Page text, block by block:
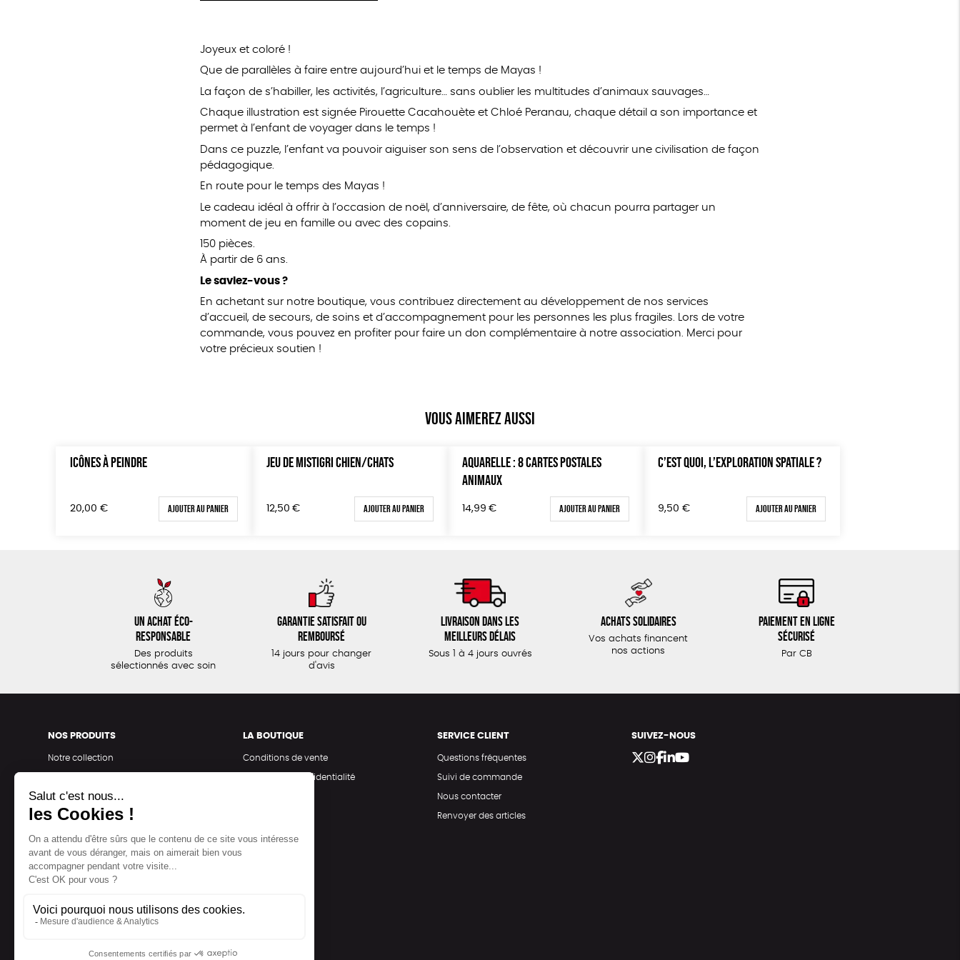
Joyeux et coloré !
Que de parallèles à faire entre aujourd’hui et le temps de Mayas !
La façon de s’habiller, les activités, l’agriculture… sans oublier les multitudes d’animaux sauvages…
Chaque illustration est signée Pirouette Cacahouète et Chloé Peranau, chaque détail a son importance et
permet à l’enfant de voyager dans le temps !
Dans ce puzzle, l’enfant va pouvoir aiguiser son sens de l’observation et découvrir une civilisation de façon
pédagogique.
En route pour le temps des Mayas !
Le cadeau idéal à offrir à l’occasion de noël, d’anniversaire, de fête, où chacun pourra partager un
moment de jeu en famille ou avec des copains.
150 pièces.
À partir de 6 ans.
Le saviez-vous ?
En achetant sur notre boutique, vous contribuez directement au développement de nos services
d’accueil, de secours, de soins et d’accompagnement pour les personnes les plus fragiles. Lors de votre
commande, vous pouvez en profiter pour faire un don complémentaire à notre association. Merci pour
votre précieux soutien !
Vous aimerez aussi
ICÔNES À PEINDRE
20,00 € Ajouter au panier
JEU DE MISTIGRI CHIEN/CHATS
12,50 € Ajouter au panier
AQUARELLE : 8 CARTES POSTALES
ANIMAUX
14,99 € Ajouter au panier
C’EST QUOI, L’EXPLORATION SPATIALE ?
9,50 € Ajouter au panier
Un achat éco-
responsable
Des produits
sélectionnés avec soin
Garantie satisfait ou
remboursé
14 jours pour changer
d'avis
Livraison dans les
meilleurs délais
Sous 1 à 4 jours ouvrés
Achats solidaires
Vos achats financent
nos actions
Paiement en ligne
sécurisé
Par CB
NOS PRODUITS
Notre collection
Maison
Bien-être
Epicerie
Papeterie
Livres
LA BOUTIQUE
Conditions de vente
Politique de confidentialité
SERVICE CLIENT
Questions fréquentes
Suivi de commande
Nous contacter
Renvoyer des articles
SUIVEZ-NOUS